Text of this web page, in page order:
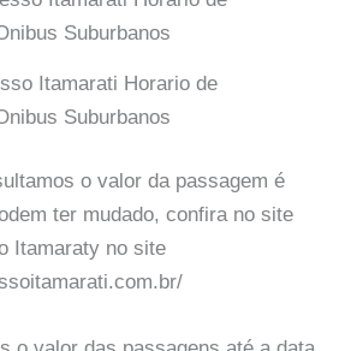
Itamarati Horario de
Suburbanos
o valor da passagem é
ter mudado, confira no site
Itamaraty no site